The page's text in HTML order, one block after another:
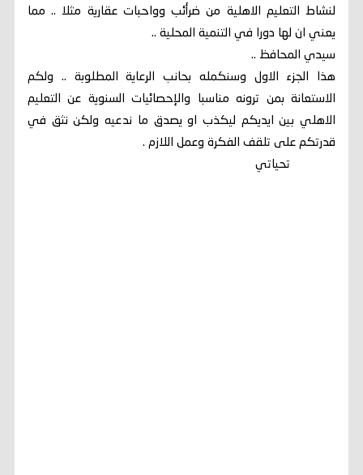
لنشاط التعليم الاهلية من ضرأئب وواحبات عقارية مثلا .. مما
يعني ان لها دورا في التنمية المحلية ..
سيدي المحافظ ..
هذا الجزء الاول وسنكمله بحانب الرعاية المطلوبة .. ولكم
الاستعانة بمن ترونه مناسبا والإحصائيات السنوية عن التعليم
الاهلي بين ايديكم ليكذب او يصدق ما ندعيه ولكن نثق في
قدرتكم على تلقف الفكرة وعمل اللازم .
تحياتي